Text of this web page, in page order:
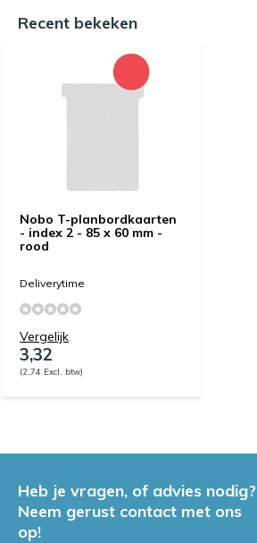
Recent bekeken
Nobo T-planbordkaarten
- index 2 - 85 x 60 mm -
rood
Deliverytime
Vergelijk
3,32
(2,74 Excl. btw)
Heb je vragen, of advies nodig?
Neem gerust contact met ons
op!